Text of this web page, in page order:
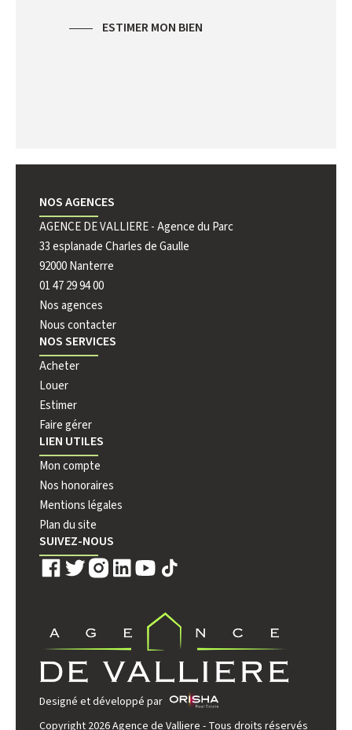
ESTIMER MON BIEN
NOS AGENCES
AGENCE DE VALLIERE - Agence du Parc
33 esplanade Charles de Gaulle
92000 Nanterre
01 47 29 94 00
Nos agences
Nous contacter
NOS SERVICES
Acheter
Louer
Estimer
Faire gérer
LIEN UTILES
Mon compte
Nos honoraires
Mentions légales
Plan du site
SUIVEZ-NOUS
Designé et développé par
Copyright 2026 Agence de Valliere - Tous droits réservés